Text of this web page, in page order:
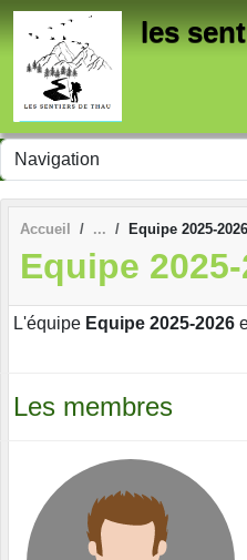
les
Accueil Equipe 2025-2026
Equipe
L'équipe Equipe 2025-2026
Les membres
Panneau de gestion des cookies